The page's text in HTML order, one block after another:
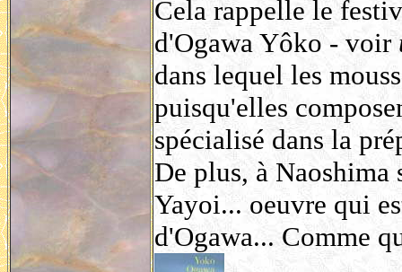
Cela rappelle le
d'Ogawa Yôko - voir
dans lequel les
puisqu'elles
spécialisé dans la
De plus, à
Yayoi... oeuvre qui
d'Ogawa... Comme